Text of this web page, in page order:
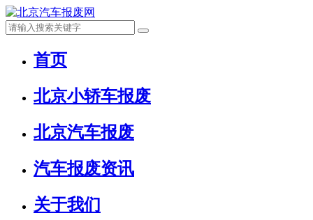
首页
北京小轿车报废
北京汽车报废
汽车报废资讯
关于我们